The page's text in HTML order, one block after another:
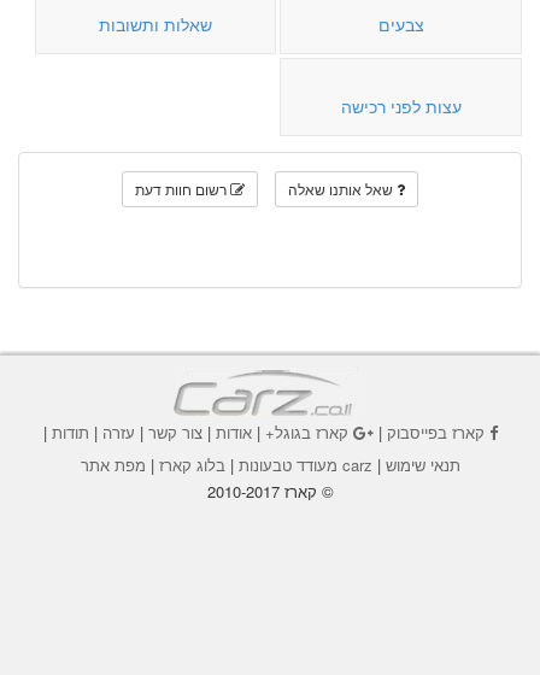
צבעים שאלות ותשובות
עצות לפני רכישה
שאל אותנו שאלה רשום חוות דעת
קארז בפייסבוק| קארז בגוגל+|אודות |צור קשר | עזרה | תודות |
תנאי שימוש | carz מעודד טבעונות | בלוג קארז | מפת אתר
© קארז 2010-2017